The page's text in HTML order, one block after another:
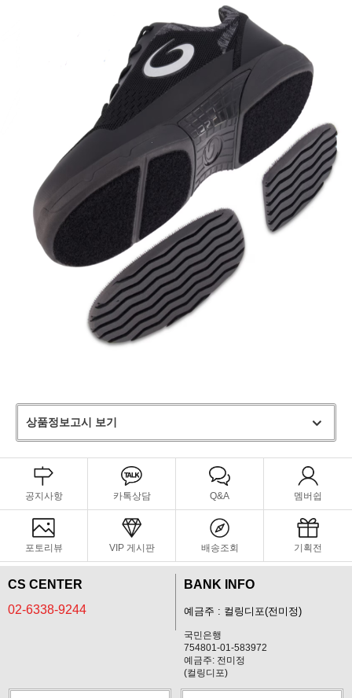
상품정보고시 보기
공지사항 카톡상담 Q&A 멤버쉽
포토리뷰 VIP 게시판 배송조회 기획전
CS CENTER
02-6338-9244
BANK INFO
예금주 : 컬링디포(전미정)
국민은행
754801-01-583972
예금주: 전미정
(컬링디포)